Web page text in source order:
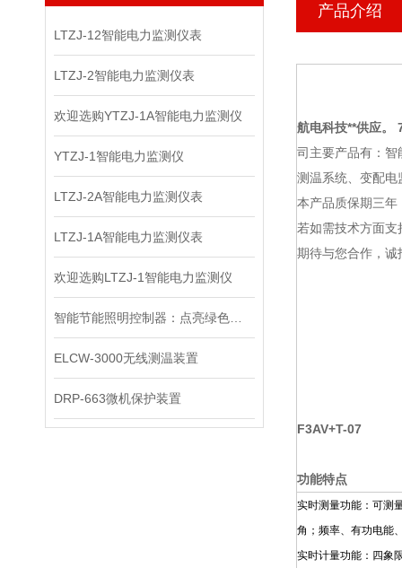
LTZJ-12智能电力监测仪表
LTZJ-2智能电力监测仪表
欢迎选购YTZJ-1A智能电力监测仪
YTZJ-1智能电力监测仪
LTZJ-2A智能电力监测仪表
LTZJ-1A智能电力监测仪表
欢迎选购LTZJ-1智能电力监测仪
ELCW-3000无线测温装置
DRP-663微机保护装置
产品介绍
航电科技**供应。
司主要产品有：智
测温系统、变配电
本产品质保期三年
若如需技术方面
期待与您合作，
F3AV+T-07
功能特点
实时测量功能：可测
角；频率、有功电能
实时计量功能：四象